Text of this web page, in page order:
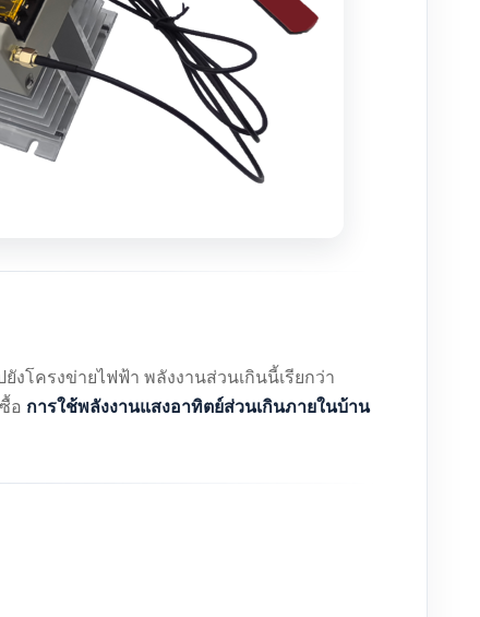
โครงข่ายไฟฟ้า พลังงานส่วนเกินนี้เรียกว่า
อ การใช้พลังงานแสงอาทิตย์ส่วนเกินภายในบ้าน